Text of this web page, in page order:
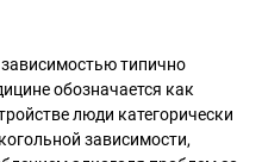
типично
обозначается как
люди категорически
зависимости,